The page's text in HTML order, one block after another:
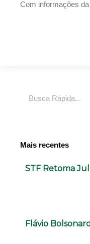
Com informações
Mais recentes
STF Retoma
Flávio